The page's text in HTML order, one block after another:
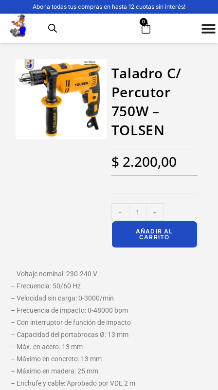
Abona todas tus compras en hasta 12 cuotas sin interés!
0
Taladro C/
Percutor
750W –
TOLSEN
$ 2.200,00
- +
AÑADIR AL
CARRITO
– Voltaje nominal: 230-240 V
– Frecuencia: 50/60 Hz
– Velocidad sin carga: 0-3000/min
– Frecuencia de impacto: 0-48000 bpm
– Con interruptor de función de impacto
– Capacidad del portabrocas Ø: 13 mm
– Máx. en acero: 13 mm
– Máximo en concreto: 13 mm
– Máximo en madera: 25 mm
– Enchufe y cable: Aprobado por VDE 2 m